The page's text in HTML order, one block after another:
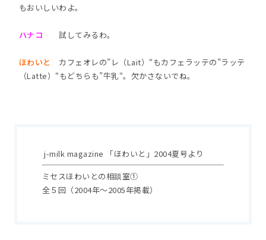
もおいしいわよ。
ハナコ 試してみるわ。
ほわいと
カフェオレの”レ（Lait）“もカフェラッテの”ラッテ
（Latte）“もどちらも”牛乳“。欠かさないでね。
j-milk magazine 「ほわいと」2004夏号より
ミセスほわいとの相談室①
全５回（2004年～2005年掲載）